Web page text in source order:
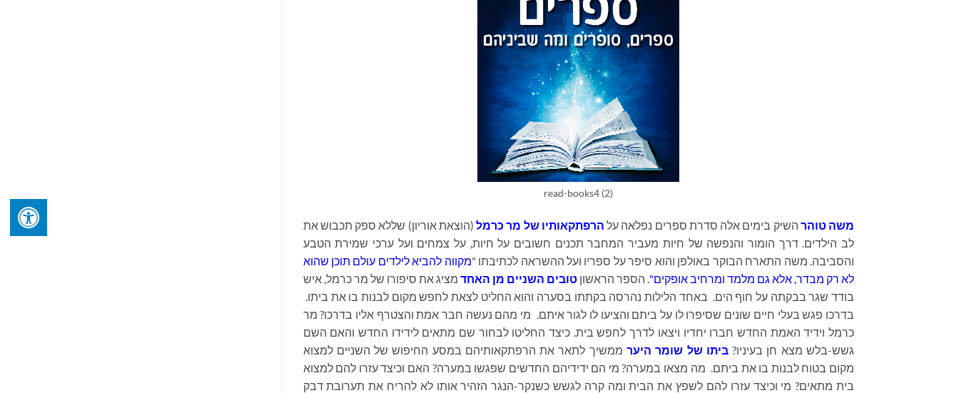
read-books4 (2)
משה טוהר השיק בימים אלה סדרת ספרים נפלאה על הרפתקאותיו של מר כרמל (הוצאת אוריון) שללא ספק תכבוש את
לב הילדים דרך הומור והנפשה של חיות מעביר המחבר תכנים חשובים על חיות, על צמחים ועל ערכי שמירת הטבע
והסביבה משה התארח הבוקר באולפן והוא סיפר על ספריו ועל ההשראה לכתיבתו "מקווה להביא לילדים עולם תוכן שהוא
לא רק מבדר, אלא גם מלמד ומרחיב אופקים" . הספר הראשוןטובים השניים מן האחד מציג את סיפורו של מר כרמל, איש
בודד שגר בבקתה על חוף הים. באחד הלילות נהרסה בקתתו בסערה והוא החליט לצאת לחפש מקום לבנות בו את ביתו.
בדרכו פגש בעלי חיים שונים שסיפרו לו על ביתם והציעו לו לגור איתם. מי מהם נעשה חבר אמת והצטרף אליו בדרכו? מר
כרמל וידיד האמת החדש חברו יחדיו ויצאו לדרך לחפש בית. כיצד החליטו לבחור שם מתאים לידידו החדש והאם השם
גשש-בלש מצא חן בעיניו? ביתו של שומר היערממשיך לתאר את הרפתקאותיהם במסע החיפוש של השניים למצוא
מקום בטוח לבנות בו את ביתם. מה מצאו במערה? מי הם ידידיהם החדשים שפגשו במערה? האם וכיצד עזרו להם למצוא
בית מתאים? מי וכיצד עזרו להם לשפץ את הבית ומה קרה לגשש כשנקר-הנגר הזהיר אותו לא להריח את תערובת דבק